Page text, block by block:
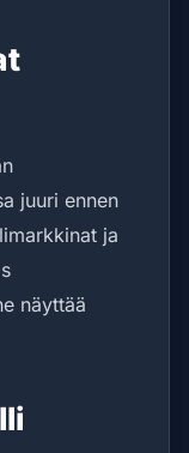
juuri ennen
ja
näyttää